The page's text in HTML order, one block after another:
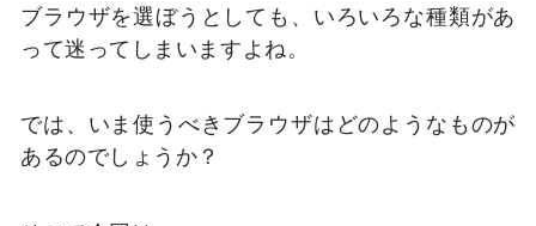
ブラウザを選ぼうとしても、いろいろな種類があ
って迷ってしまいますよね。
では、いま使うべきブラウザはどのようなものが
あるのでしょうか？